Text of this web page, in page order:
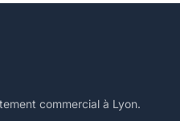
commercial à Lyon.